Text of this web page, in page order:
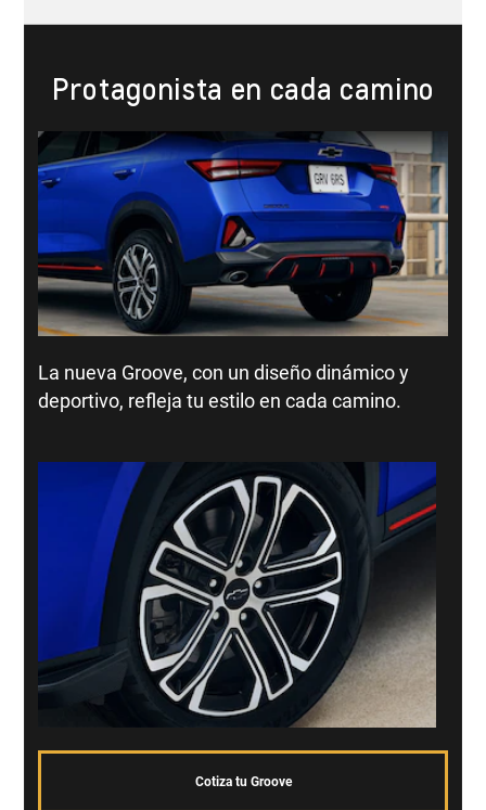
Protagonista en cada camino
La nueva Groove, con un diseño dinámico y
deportivo, refleja tu estilo en cada camino.
Cotiza tu Groove